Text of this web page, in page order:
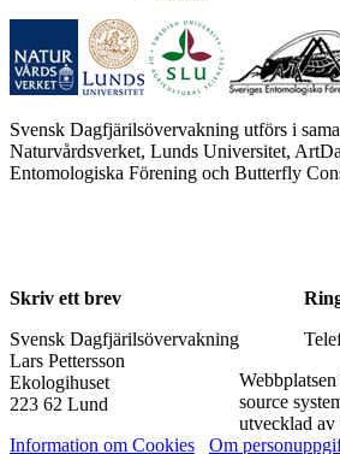
Svensk Dagfjärilsövervakning utförs i
Naturvårdsverket, Lunds Universitet,
Entomologiska Förening och Butterfly
Skriv ett brev
Svensk Dagfjärilsövervakning
Lars Pettersson
Ekologihuset
223 62 Lund
source
utvecklad av
Information om Cookies
Om